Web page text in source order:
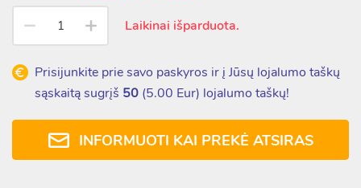
Laikinai išparduota.
Prisijunkite prie savo paskyros ir į Jūsų lojalumo taškų
sąskaitą sugrįš 50 (5.00 Eur) lojalumo taškų!
INFORMUOTI KAI PREKĖ ATSIRAS